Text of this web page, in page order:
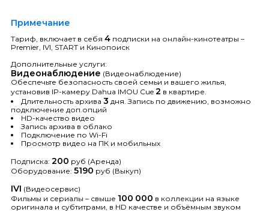
Примечание
Тариф, включает в себя 4 подписки на онлайн-кинотеатры –
Premier, IVI, START и Кинопоиск
Дополнительные услуги:
Видеонаблюдение (Видеонаблюдение)
Обеспечьте безопасность своей семьи и вашего жилья,
установив IP-камеру Dahua IMOU Cue 2 в квартире.
Длительность архива 3 дня. Запись по движению, возможно
подключение доп.опций
HD-качество видео
Запись архива в облако
Подключение по Wi-Fi
Просмотр видео на ПК и мобильных
Подписка: 200 руб (Аренда)
Оборудование: 5190 руб (Выкуп)
IVI (Видеосервис)
Фильмы и сериалы – свыше 100 000 в коллекции на языке
оригинала и субтитрами, в HD качестве и объёмным звуком